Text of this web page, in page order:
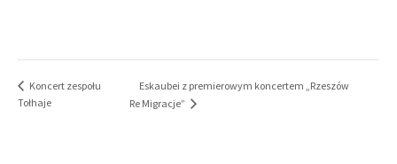
Koncert zespołu
Tołhaje
Eskaubei z premierowym koncertem „Rzeszów
Re Migracje”